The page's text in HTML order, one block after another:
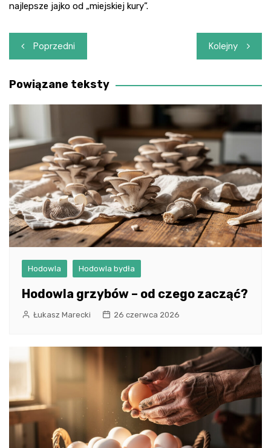
najlepsze jajko od „miejskiej kury”.
Nawigacja
wpisu
Poprzedni Kolejny
Powiązane teksty
Hodowla Hodowla bydła
Hodowla grzybów – od czego zacząć?
Łukasz Marecki 26 czerwca 2026